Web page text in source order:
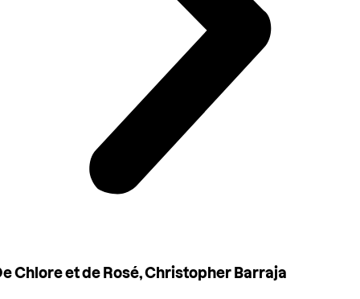
Chlore et de Rosé, Christopher Barraja